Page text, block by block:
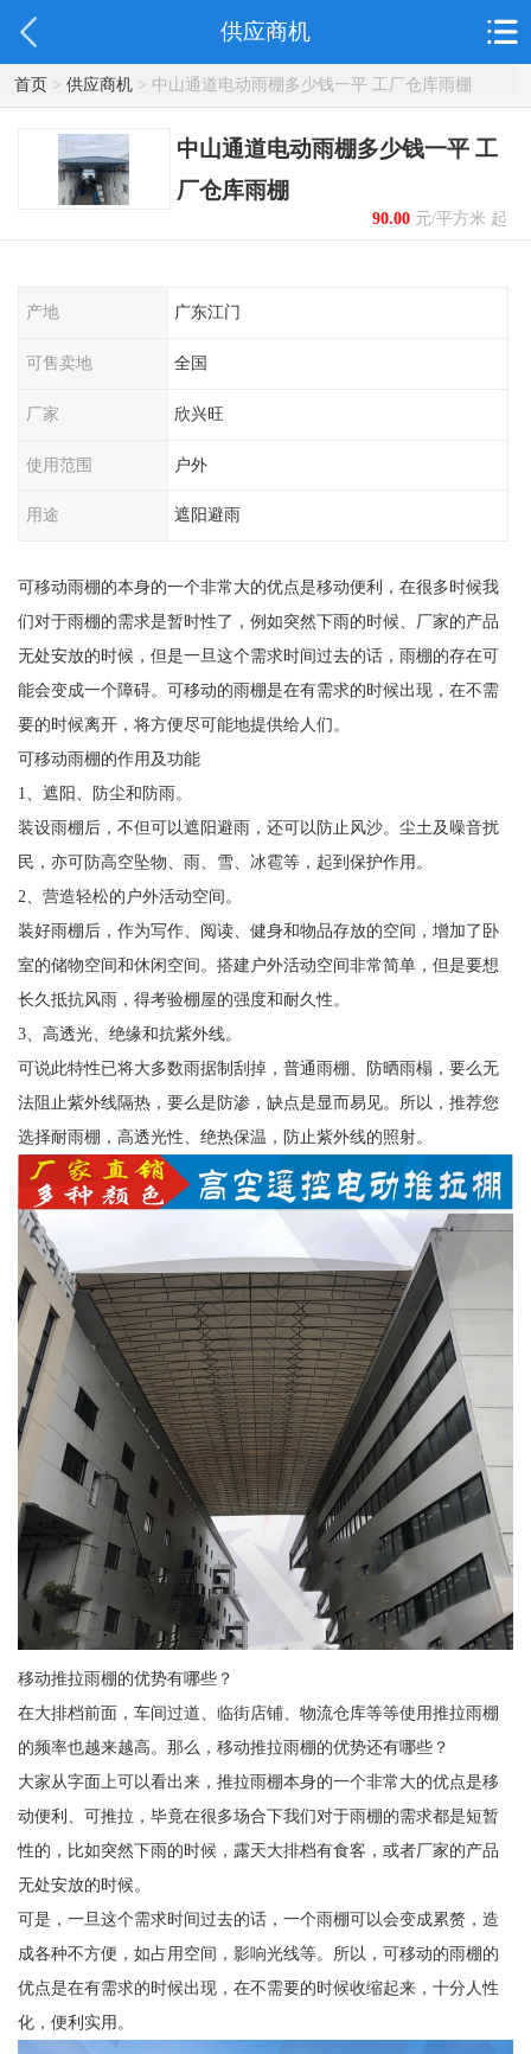
供应商机
首页> 供应商机> 中山通道电动雨棚多少钱一平 工厂仓库雨棚
中山通道电动雨棚多少钱一平 工
厂仓库雨棚
90.00元/平方米 起
产地 广东江门
可售卖地 全国
厂家 欣兴旺
使用范围 户外
用途 遮阳避雨
可移动雨棚的本身的一个非常大的优点是移动便利，在很多时候我
们对于雨棚的需求是暂时性了，例如突然下雨的时候、厂家的产品
无处安放的时候，但是一旦这个需求时间过去的话，雨棚的存在可
能会变成一个障碍。可移动的雨棚是在有需求的时候出现，在不需
要的时候离开，将方便尽可能地提供给人们。
可移动雨棚的作用及功能
1、遮阳、防尘和防雨。
装设雨棚后，不但可以遮阳避雨，还可以防止风沙。尘土及噪音扰
民，亦可防高空坠物、雨、雪、冰雹等，起到保护作用。
2、营造轻松的户外活动空间。
装好雨棚后，作为写作、阅读、健身和物品存放的空间，增加了卧
室的储物空间和休闲空间。搭建户外活动空间非常简单，但是要想
长久抵抗风雨，得考验棚屋的强度和耐久性。
3、高透光、绝缘和抗紫外线。
可说此特性已将大多数雨据制刮掉，普通雨棚、防晒雨榻，要么无
法阻止紫外线隔热，要么是防渗，缺点是显而易见。所以，推荐您
选择耐雨棚，高透光性、绝热保温，防止紫外线的照射。
移动推拉雨棚的优势有哪些？
在大排档前面，车间过道、临街店铺、物流仓库等等使用推拉雨棚
的频率也越来越高。那么，移动推拉雨棚的优势还有哪些？
大家从字面上可以看出来，推拉雨棚本身的一个非常大的优点是移
动便利、可推拉，毕竟在很多场合下我们对于雨棚的需求都是短暂
性的，比如突然下雨的时候，露天大排档有食客，或者厂家的产品
无处安放的时候。
可是，一旦这个需求时间过去的话，一个雨棚可以会变成累赘，造
成各种不方便，如占用空间，影响光线等。所以，可移动的雨棚的
优点是在有需求的时候出现，在不需要的时候收缩起来，十分人性
化，便利实用。